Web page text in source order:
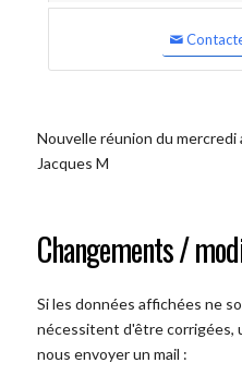
Nouvelle réunion du mercredi
Jacques M
Changements /
Si les données affichées ne
nécessitent d'être corrigées,
nous envoyer un mail :